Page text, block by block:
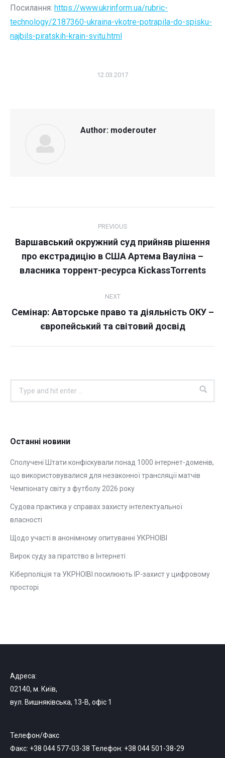
Посилання: https://www.ukrinform.ua/rubric-
technology/2187360-ukraina-vkotre-potrapila-do-spisku-
najbils-piratskih-krain-svitu.html
12.03.2017
Author: moderouter
navigation
PREVIOUS
Previous
post:
Варшавський окружний суд прийняв рішення
про екстрадицію в США Артема Вауліна –
власника торрент-ресурса KickassTorrents
NEXT
Next
post:
Семінар: Авторське право та діяльність ОКУ –
європейський та світовий досвід
Останні новини
Сполучені Штати конфіскували понад 1000 інтернет-доменів,
що використовувалися для незаконної трансляції матчів
Чемпіонату світу з футболу 2026 року
Судова практика у справах захисту інтелектуальної
власності
Щодо участі в анонімному опитуванні УКРНОІВІ
Вирок суду за піратство в Інтернеті
Кіберполіція та УКРНОІВІ посилюють ІР-захист у цифровому
просторі
Адреса:
02140, м. Київ,
вул. Вишняківська, 13-В, офіс 1
Телефон/Факс
Факс: +38 044 577-03-38 Телефон: +38 044 501-38-29